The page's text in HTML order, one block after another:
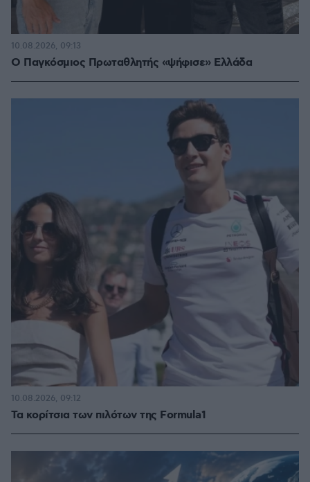
Ο Παγκόσμιος Πρωταθλητής «ψήφισε» Ελλάδα
10.08.2026, 09:13
Τα κορίτσια των πιλότων της Formula1
10.08.2026, 09:12